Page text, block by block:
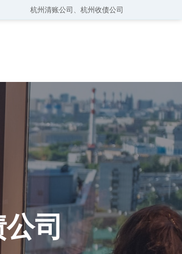
杭州清账公司 杭州收债公司
司